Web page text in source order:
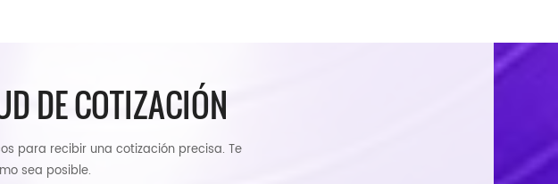
DE COTIZACIÓN
para recibir una cotización precisa. Te
sea posible.